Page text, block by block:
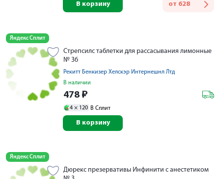
от 628
В корзину
Яндекс Сплит
Стрепсилс таблетки для рассасывания лимонные
№ 36
Рекитт Бенкизер Хелскэр Интернешнл Лтд
В наличии
478 ₽
4 × 120 В Сплит
В корзину
Яндекс Сплит
Дюрекс презервативы Инфинити с анестетиком